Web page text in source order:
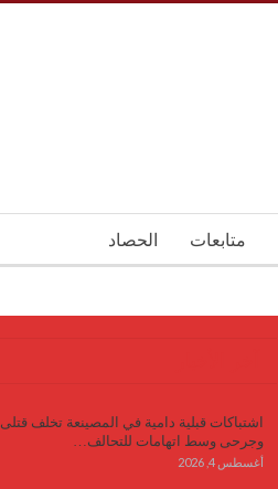
متابعات الحصاد
اشتباكات قبلية دامية في المصينعة تخلف قتلى
وجرحى وسط اتهامات للتحالف…
أغسطس 4, 2026